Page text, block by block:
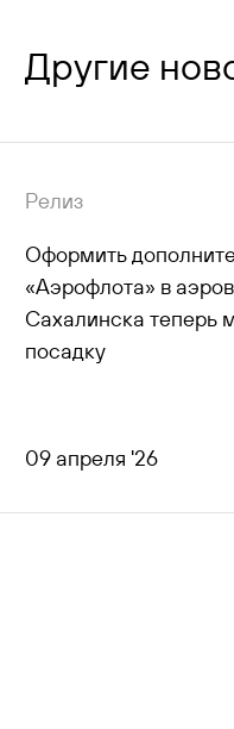
Другие
Релиз
Оформить
«Аэрофлота» в
Сахалинска теперь
посадку
09 апреля '26